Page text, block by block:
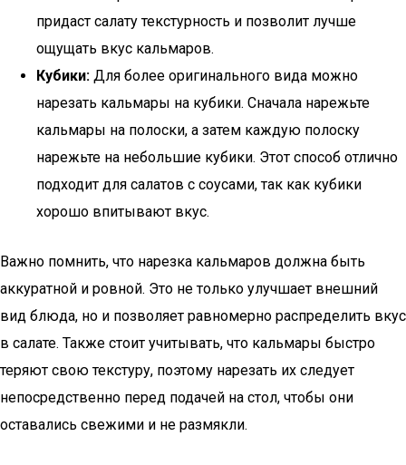
придаст салату текстурность и позволит лучше
ощущать вкус кальмаров.
Кубики: Для более оригинального вида можно
нарезать кальмары на кубики. Сначала нарежьте
кальмары на полоски, а затем каждую полоску
нарежьте на небольшие кубики. Этот способ отлично
подходит для салатов с соусами, так как кубики
хорошо впитывают вкус.
Важно помнить, что нарезка кальмаров должна быть
аккуратной и ровной. Это не только улучшает внешний
вид блюда, но и позволяет равномерно распределить вкус
в салате. Также стоит учитывать, что кальмары быстро
теряют свою текстуру, поэтому нарезать их следует
непосредственно перед подачей на стол, чтобы они
оставались свежими и не размякли.